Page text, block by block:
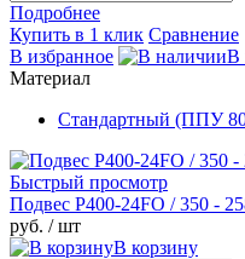
Подробнее
Купить в 1 клик Сравнение
В избранное
В
Материал
Стандартный (ППУ
Быстрый просмотр
Подвес P400-24FO / 350 -
руб. / шт
В корзину